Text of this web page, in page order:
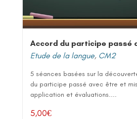
Accord du participe passé
Etude de la langue, CM2
5 séances basées sur la
du participe passé avec être et
application et évaluations....
5,00€